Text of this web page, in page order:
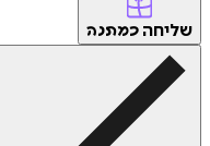
שליחה כמתנה